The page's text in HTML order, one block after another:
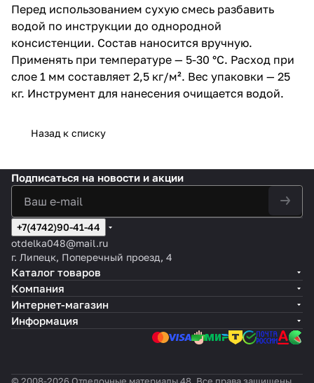
Перед использованием сухую смесь разбавить
водой по инструкции до однородной
консистенции. Состав наносится вручную.
Применять при температуре — 5-30 °C. Расход при
слое 1 мм составляет 2,5 кг/м². Вес упаковки — 25
кг. Инструмент для нанесения очищается водой.
Назад к списку
Подписаться на новости и акции
+7(4742)90-41-44
otdelka048@mail.ru
г. Липецк, Поперечный проезд, 4
Каталог товаров
Компания
Интернет-магазин
Информация